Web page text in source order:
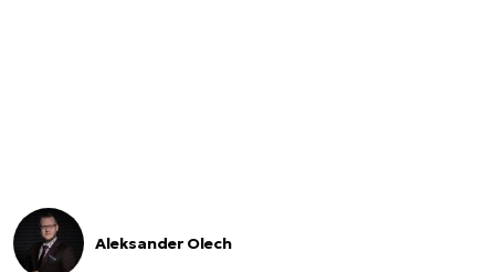
Aleksander Olech